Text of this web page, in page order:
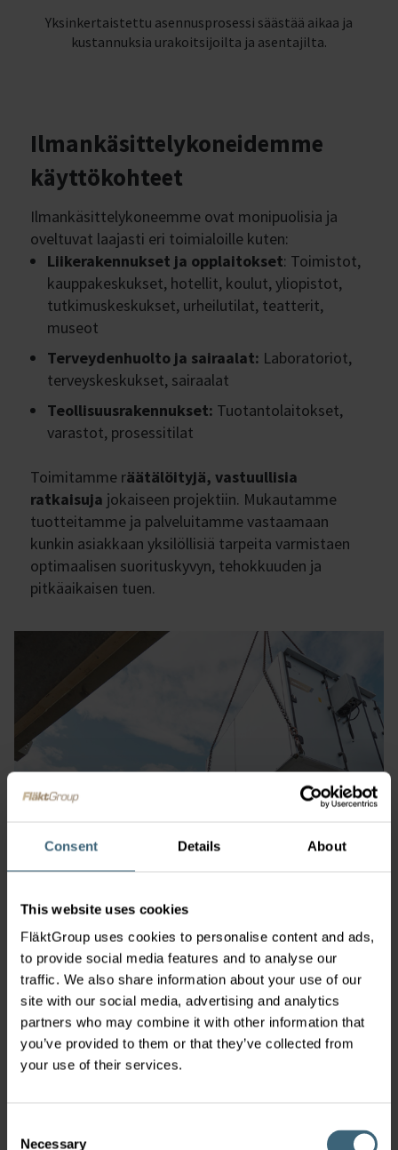
Consent Details About
This website uses cookies
FläktGroup uses cookies to personalise content and ads,
to provide social media features and to analyse our
traffic. We also share information about your use of our
site with our social media, advertising and analytics
partners who may combine it with other information that
you’ve provided to them or that they’ve collected from
your use of their services.
Necessary
Yksinkertaistettu asennusprosessi säästää aikaa ja
kustannuksia urakoitsijoilta ja asentajilta.
Ilmankäsittelykoneidemme
käyttökohteet
Ilmankäsittelykoneemme ovat monipuolisia ja
oveltuvat laajasti eri toimialoille kuten:
Liikerakennukset ja opplaitokset: Toimistot,
kauppakeskukset, hotellit, koulut, yliopistot,
tutkimuskeskukset, urheilutilat, teatterit,
museot
Terveydenhuolto ja sairaalat: Laboratoriot,
terveyskeskukset, sairaalat
Teollisuusrakennukset: Tuotantolaitokset,
varastot, prosessitilat
Toimitamme räätälöityjä, vastuullisia
ratkaisuja jokaiseen projektiin. Mukautamme
tuotteitamme ja palveluitamme vastaamaan
kunkin asiakkaan yksilöllisiä tarpeita varmistaen
optimaalisen suorituskyvyn, tehokkuuden ja
pitkäaikaisen tuen.